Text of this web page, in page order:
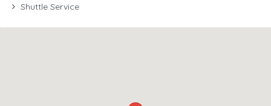
Shuttle Service